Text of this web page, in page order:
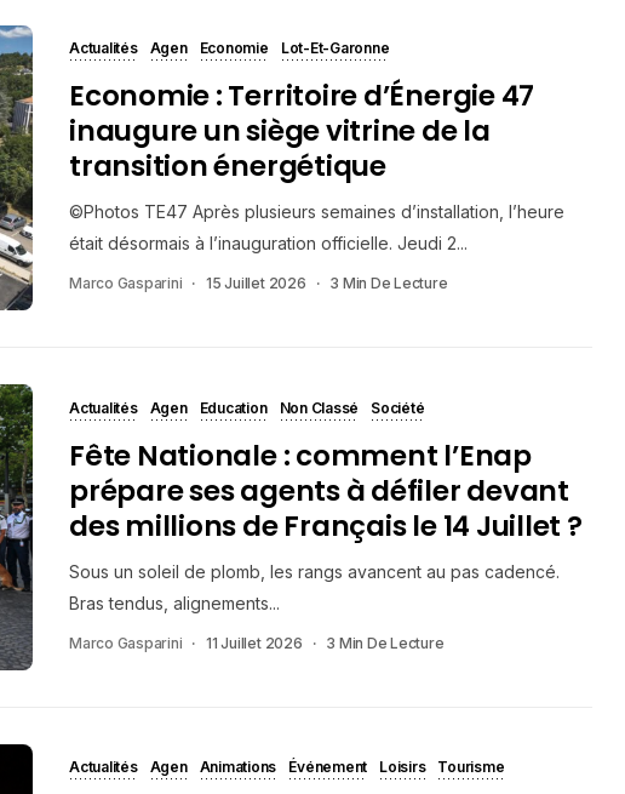
Actualités Agen Economie Lot-Et-Garonne
Economie : Territoire d’Énergie 47
inaugure un siège vitrine de la
transition énergétique
©Photos TE47 Après plusieurs semaines d’installation, l’heure
était désormais à l’inauguration officielle. Jeudi 2...
Marco Gasparini 15 Juillet 2026 3 Min De Lecture
Actualités Agen Education Non Classé Société
Fête Nationale : comment l’Enap
prépare ses agents à défiler devant
des millions de Français le 14 Juillet ?
Sous un soleil de plomb, les rangs avancent au pas cadencé.
Bras tendus, alignements...
Marco Gasparini 11 Juillet 2026 3 Min De Lecture
Actualités Agen Animations Événement Loisirs Tourisme